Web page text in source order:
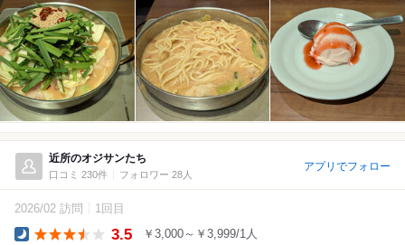
近所のオジサンたち
口コミ 230件 フォロワー 28人
アプリでフォロー
2026/02 訪問 1回目
3.5 ￥3,000～￥3,999/1人